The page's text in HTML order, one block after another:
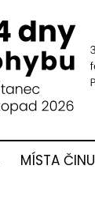
MÍSTA ČINU